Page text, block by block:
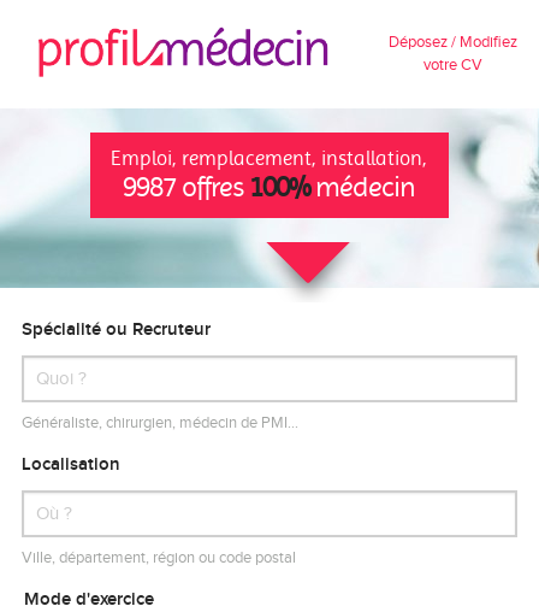
Déposez / Modifiez
votre CV
Emploi, remplacement, installation,
9987 offres 100%médecin
Spécialité ou Recruteur
Généraliste, chirurgien, médecin de PMI…
Localisation
Ville, département, région ou code postal
Mode d'exercice